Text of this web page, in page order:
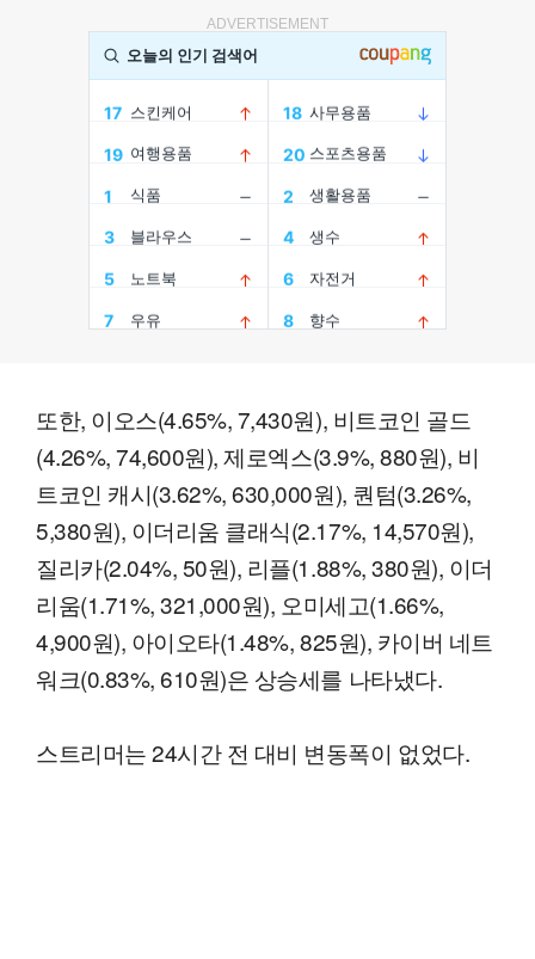
ADVERTISEMENT
또한, 이오스(4.65%, 7,430원), 비트코인 골드
(4.26%, 74,600원), 제로엑스(3.9%, 880원), 비
트코인 캐시(3.62%, 630,000원), 퀀텀(3.26%,
5,380원), 이더리움 클래식(2.17%, 14,570원),
질리카(2.04%, 50원), 리플(1.88%, 380원), 이더
리움(1.71%, 321,000원), 오미세고(1.66%,
4,900원), 아이오타(1.48%, 825원), 카이버 네트
워크(0.83%, 610원)은 상승세를 나타냈다.
스트리머는 24시간 전 대비 변동폭이 없었다.